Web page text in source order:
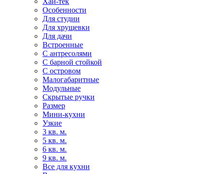
Особенности
Для студии
Для хрущевки
Для дачи
Встроенные
С антресолями
С барной стойкой
С островом
Малогабаритные
Модульные
Скрытые ручки
Размер
Мини-кухни
Узкие
3 кв. м.
5 кв. м.
6 кв. м.
9 кв. м.
Все для кухни